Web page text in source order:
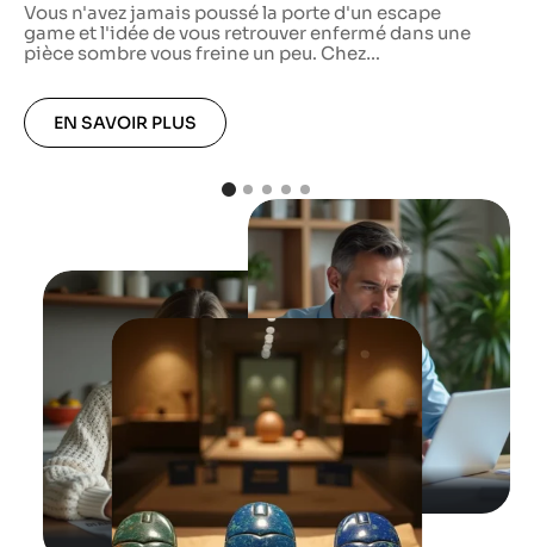
Vous n'avez jamais poussé la porte d'un escape
game et l'idée de vous retrouver enfermé dans une
pièce sombre vous freine un peu. Chez…
EN SAVOIR PLUS